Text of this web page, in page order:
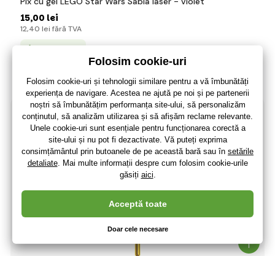
15,00 lei
12,40 lei fără TVA
+ 3 puncte